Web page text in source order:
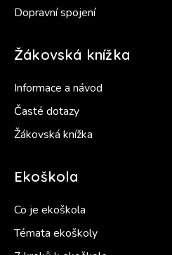
Dopravní spojení
Žákovská knížka
Informace a návod
Časté dotazy
Žákovská knížka
Ekoškola
Co je ekoškola
Témata ekoškoly